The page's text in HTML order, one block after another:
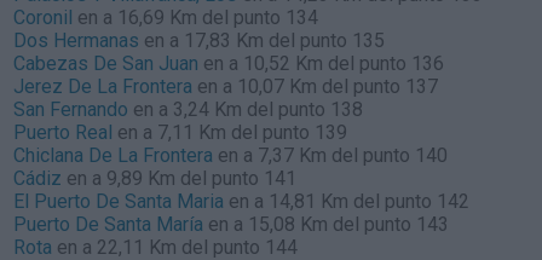
Coronil en a 16,69 Km del punto 134
Dos Hermanas en a 17,83 Km del punto 135
Cabezas De San Juan en a 10,52 Km del punto 136
Jerez De La Frontera en a 10,07 Km del punto 137
San Fernando en a 3,24 Km del punto 138
Puerto Real en a 7,11 Km del punto 139
Chiclana De La Frontera en a 7,37 Km del punto 140
Cádiz en a 9,89 Km del punto 141
El Puerto De Santa Maria en a 14,81 Km del punto 142
Puerto De Santa María en a 15,08 Km del punto 143
Rota en a 22,11 Km del punto 144